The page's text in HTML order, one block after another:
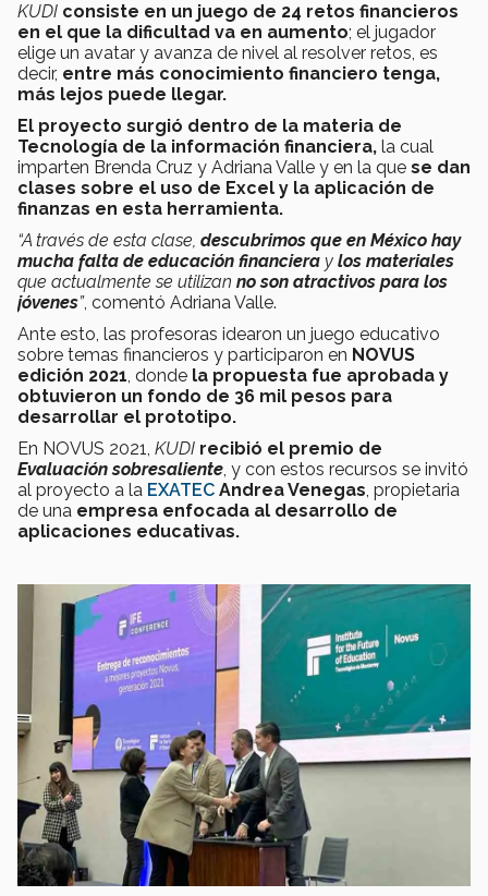
KUDI consiste en un juego de 24 retos financieros
en el que la dificultad va en aumento; el jugador
elige un avatar y avanza de nivel al resolver retos, es
decir, entre más conocimiento financiero tenga,
más lejos puede llegar.
El proyecto surgió dentro de la materia de
Tecnología de la información financiera, la cual
imparten Brenda Cruz y Adriana Valle y en la que se dan
clases sobre el uso de Excel y la aplicación de
finanzas en esta herramienta.
“A través de esta clase, descubrimos que en México hay
mucha falta de educación financiera y los materiales
que actualmente se utilizan no son atractivos para los
jóvenes”, comentó Adriana Valle.
Ante esto, las profesoras idearon un juego educativo
sobre temas financieros y participaron en NOVUS
edición 2021, donde la propuesta fue aprobada y
obtuvieron un fondo de 36 mil pesos para
desarrollar el prototipo.
En NOVUS 2021, KUDI recibió el premio de
Evaluación sobresaliente, y con estos recursos se invitó
al proyecto a la EXATEC Andrea Venegas, propietaria
de una empresa enfocada al desarrollo de
aplicaciones educativas.